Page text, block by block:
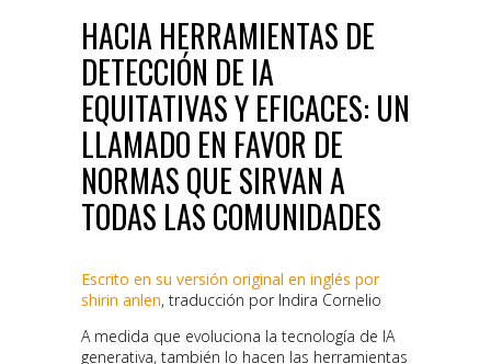
HACIA HERRAMIENTAS DE
DETECCIÓN DE IA
EQUITATIVAS Y EFICACES: UN
LLAMADO EN FAVOR DE
NORMAS QUE SIRVAN A
TODAS LAS COMUNIDADES
Escrito en su versión original en inglés por
shirin anlen, traducción por Indira Cornelio
A medida que evoluciona la tecnología de IA
generativa, también lo hacen las herramientas